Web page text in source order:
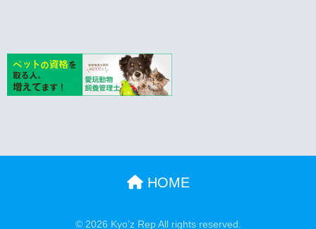
HOME
© 2026 Kyo’z Rep All rights reserved.